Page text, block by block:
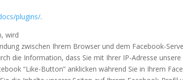
plugins/.
wird
zwischen Ihrem Browser und dem Facebook-
die Information, dass Sie mit Ihrer IP-Adresse unsere
“Like-Button” anklicken während Sie in Ihrem